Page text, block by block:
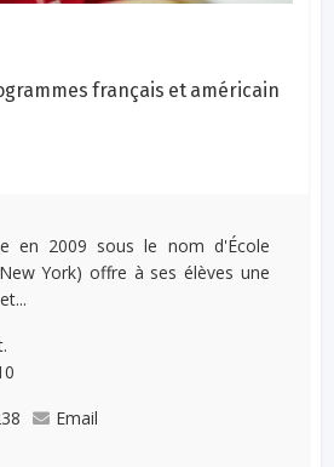
français et américain
en 2009 sous le nom d'École
York) offre à ses élèves une
Email